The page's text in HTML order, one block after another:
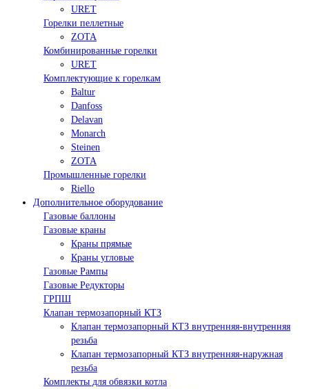
URET
Горелки пеллетные
ZOTA
Комбинированные горелки
URET
Комплектующие к горелкам
Baltur
Danfoss
Delavan
Monarch
Steinen
ZOTA
Промышленные горелки
Riello
Дополнительное оборудование
Газовые баллоны
Газовые краны
Краны прямые
Краны угловые
Газовые Рампы
Газовые Редукторы
ГРПШ
Клапан термозапорный КТЗ
Клапан термозапорный КТЗ внутренняя-внутренняя
резьба
Клапан термозапорный КТЗ внутренняя-наружная
резьба
Комплекты для обвязки котла